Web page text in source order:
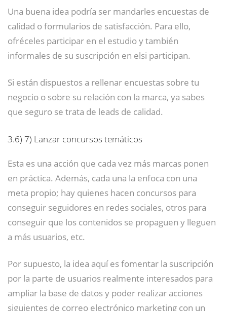
Una buena idea podría ser mandarles encuestas de
calidad o formularios de satisfacción. Para ello,
ofréceles participar en el estudio y también
informales de su suscripción en elsi participan.
Si están dispuestos a rellenar encuestas sobre tu
negocio o sobre su relación con la marca, ya sabes
que seguro se trata de leads de calidad.
3.6) 7) Lanzar concursos temáticos
Esta es una acción que cada vez más marcas ponen
en práctica. Además, cada una la enfoca con una
meta propio; hay quienes hacen concursos para
conseguir seguidores en redes sociales, otros para
conseguir que los contenidos se propaguen y lleguen
a más usuarios, etc.
Por supuesto, la idea aquí es fomentar la suscripción
por la parte de usuarios realmente interesados para
ampliar la base de datos y poder realizar acciones
siguientes de correo electrónico marketing con un